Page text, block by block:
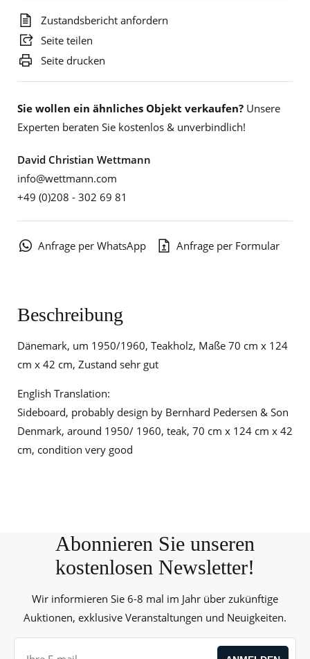
Zustandsbericht anfordern
Seite teilen
Seite drucken
Sie wollen ein ähnliches Objekt verkaufen? Unsere
Experten beraten Sie kostenlos & unverbindlich!
David Christian Wettmann
info@wettmann.com
+49 (0)208 - 302 69 81
Anfrage per WhatsApp Anfrage per Formular
Beschreibung
Dänemark, um 1950/1960, Teakholz, Maße 70 cm x 124
cm x 42 cm, Zustand sehr gut
English Translation:
Sideboard, probably design by Bernhard Pedersen & Son
Denmark, around 1950/ 1960, teak, 70 cm x 124 cm x 42
cm, condition very good
Abonnieren Sie unseren
kostenlosen Newsletter!
Wir informieren Sie 6-8 mal im Jahr über zukünftige
Auktionen, exklusive Veranstaltungen und Neuigkeiten.